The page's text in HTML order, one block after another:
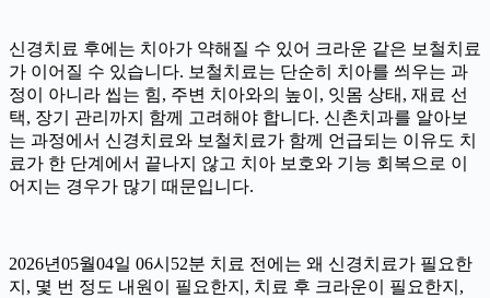
신경치료 후에는 치아가 약해질 수 있어 크라운 같은 보철치료
가 이어질 수 있습니다. 보철치료는 단순히 치아를 씌우는 과
정이 아니라 씹는 힘, 주변 치아와의 높이, 잇몸 상태, 재료 선
택, 장기 관리까지 함께 고려해야 합니다. 신촌치과를 알아보
는 과정에서 신경치료와 보철치료가 함께 언급되는 이유도 치
료가 한 단계에서 끝나지 않고 치아 보호와 기능 회복으로 이
어지는 경우가 많기 때문입니다.
2026년05월04일 06시52분 치료 전에는 왜 신경치료가 필요한
지, 몇 번 정도 내원이 필요한지, 치료 후 크라운이 필요한지,